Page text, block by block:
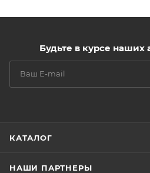
Будьте в курсе наших
КАТАЛОГ
НАШИ ПАРТНЕРЫ